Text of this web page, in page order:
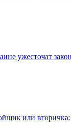
ужесточат
или